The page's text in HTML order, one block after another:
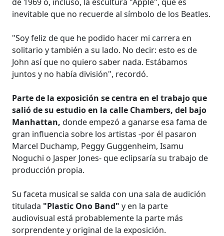
inevitable que no recuerde al símbolo de los Beatles.
"Soy feliz de que he podido hacer mi carrera en
solitario y también a su lado. No decir: esto es de
John así que no quiero saber nada. Estábamos
juntos y no había división", recordó.
Parte de la exposición se centra en el trabajo que
salió de su estudio en la calle Chambers, del bajo
Manhattan, donde empezó a ganarse esa fama de
gran influencia sobre los artistas -por él pasaron
Marcel Duchamp, Peggy Guggenheim, Isamu
Noguchi o Jasper Jones- que eclipsaría su trabajo de
producción propia.
Su faceta musical se salda con una sala de audición
titulada "Plastic Ono Band" y en la parte
audiovisual está probablemente la parte más
sorprendente y original de la exposición.